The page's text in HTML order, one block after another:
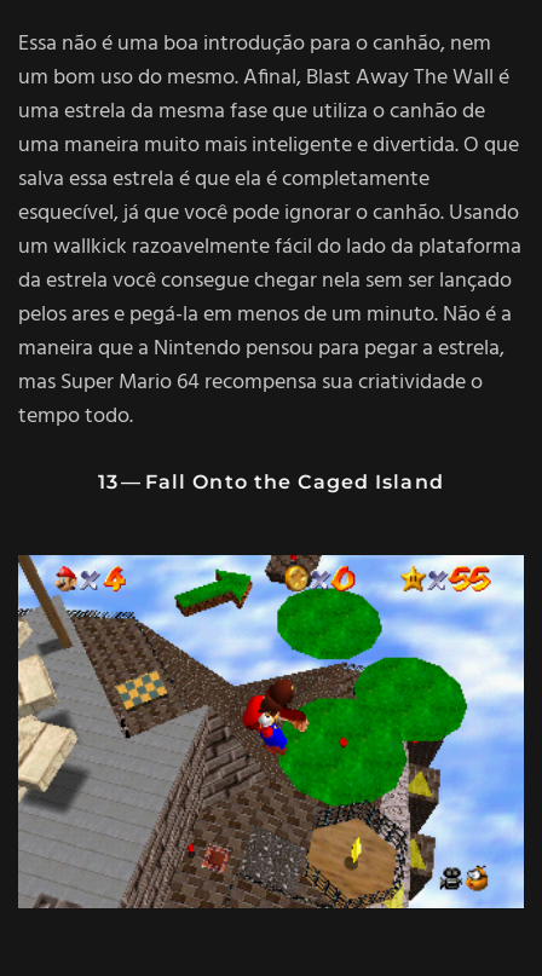
Essa não é uma boa introdução para o canhão, nem
um bom uso do mesmo. Afinal, Blast Away The Wall é
uma estrela da mesma fase que utiliza o canhão de
uma maneira muito mais inteligente e divertida. O que
salva essa estrela é que ela é completamente
esquecível, já que você pode ignorar o canhão. Usando
um wallkick razoavelmente fácil do lado da plataforma
da estrela você consegue chegar nela sem ser lançado
pelos ares e pegá-la em menos de um minuto. Não é a
maneira que a Nintendo pensou para pegar a estrela,
mas Super Mario 64 recompensa sua criatividade o
tempo todo.
13 — Fall Onto the Caged Island